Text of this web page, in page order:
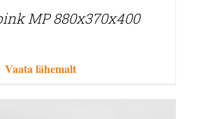
MP 880x370x400
Vaata lähemalt